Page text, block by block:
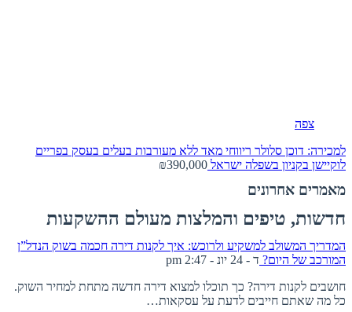
צפה
למכירה: דוכן סלולר ריווחי מאד ללא מעורבות בעלים בעסק בפריים
לוקיישן בקניון בשפלה ישראל ₪390,000
מאמרים אחרונים
חדשות, טיפים והמלצות מעולם ההשקעות
המדריך המשולב למשקיע ולרוכש: איך לקנות דירה חכמה בשוק הנדל”ן
המורכב של היום? ד - 24 יונ - 2:47 pm
חושבים לקנות דירה? כך תוכלו למצוא דירה חדשה מתחת למחיר השוק.
כל מה שאתם חייבים לדעת על עסקאות…